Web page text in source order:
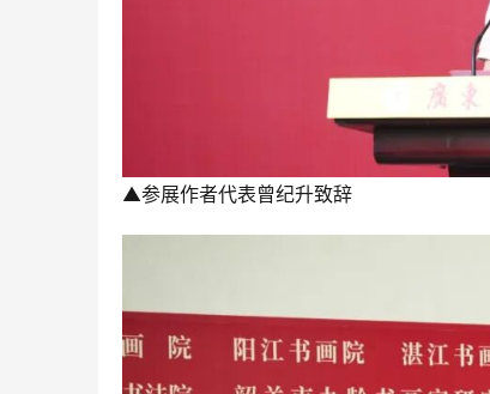
▲参展作者代表曾纪升致辞